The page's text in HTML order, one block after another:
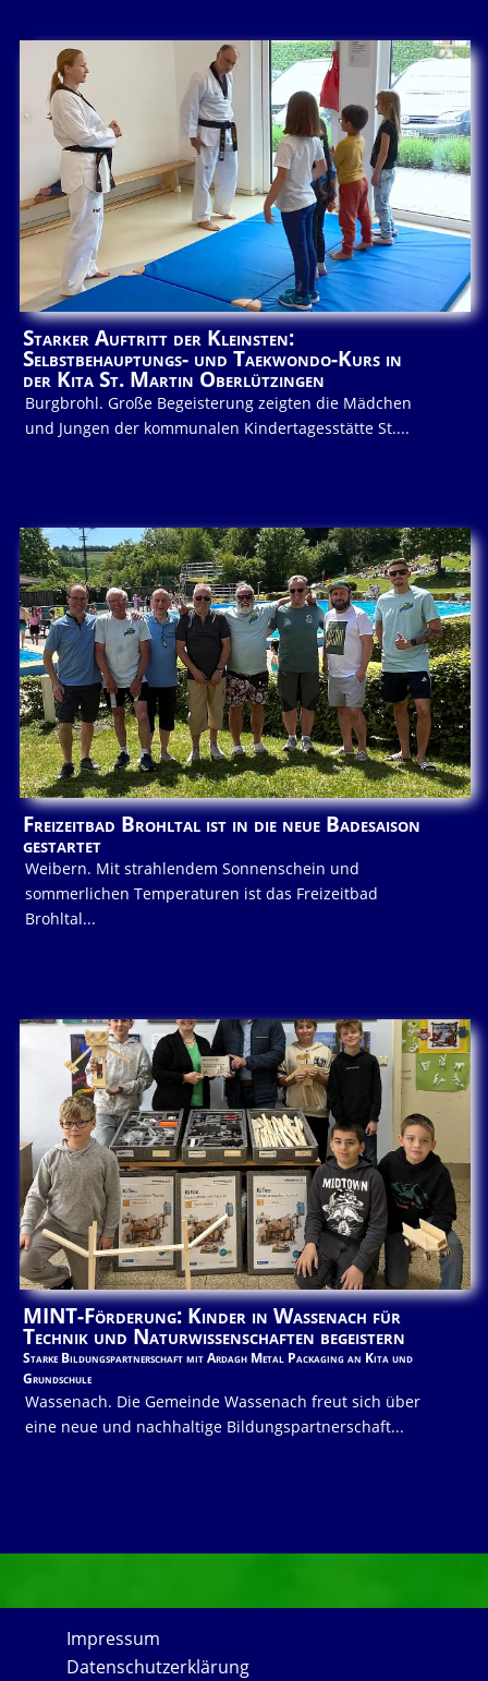
Starker Auftritt der Kleinsten:
Selbstbehauptungs- und Taekwondo-Kurs in
der Kita St. Martin Oberlützingen
Burgbrohl. Große Begeisterung zeigten die Mädchen
und Jungen der kommunalen Kindertagesstätte St....
Freizeitbad Brohltal ist in die neue Badesaison
gestartet
Weibern. Mit strahlendem Sonnenschein und
sommerlichen Temperaturen ist das Freizeitbad
Brohltal...
MINT-Förderung: Kinder in Wassenach für
Technik und Naturwissenschaften begeistern
Starke Bildungspartnerschaft mit Ardagh Metal Packaging an Kita und
Grundschule
Wassenach. Die Gemeinde Wassenach freut sich über
eine neue und nachhaltige Bildungspartnerschaft...
Impressum
Datenschutzerklärung